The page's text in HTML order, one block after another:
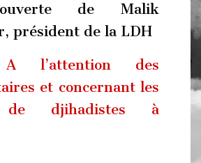
de Malik
président de la LDH
A l’attention des
et concernant les
de djihadistes à